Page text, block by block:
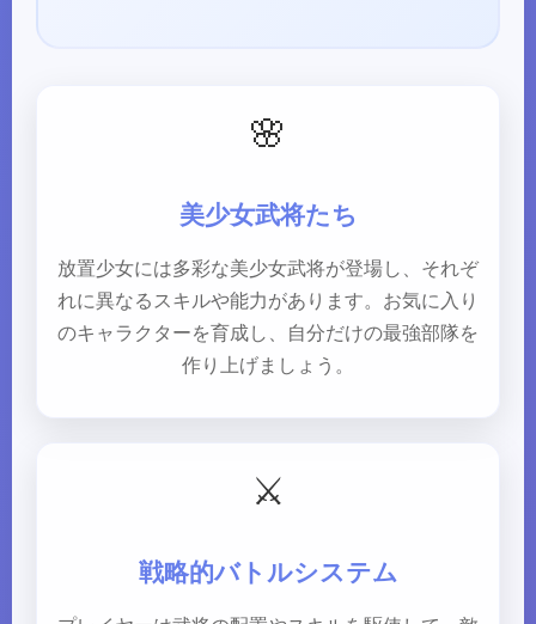
🌸
美少女武将たち
放置少女には多彩な美少女武将が登場し、それぞ
れに異なるスキルや能力があります。お気に入り
のキャラクターを育成し、自分だけの最強部隊を
作り上げましょう。
⚔️
戦略的バトルシステム